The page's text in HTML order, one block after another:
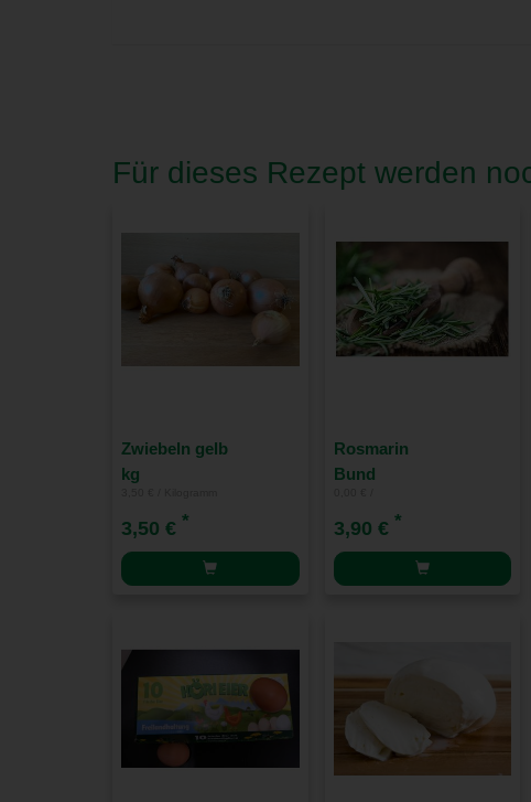
Für dieses Rezept werden
Zwiebeln gelb
kg
3,50 € *
Rosmarin
Bund
3,90 € *